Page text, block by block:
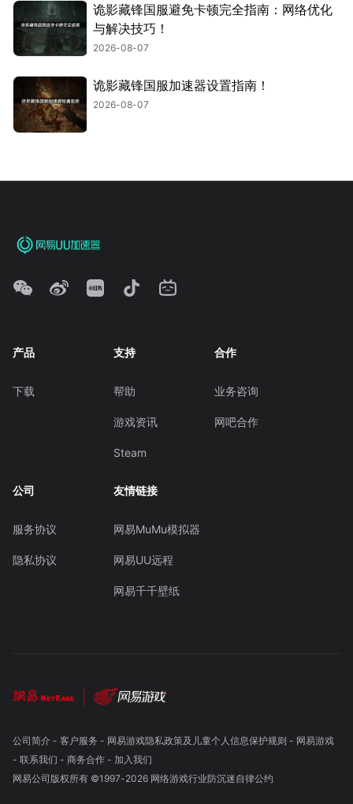
诡影藏锋国服避免卡顿完全指南：网络优化
与解决技巧！
2026-08-07
诡影藏锋国服加速器设置指南！
2026-08-07
产品
下载
支持
帮助
游戏资讯
Steam
合作
业务咨询
网吧合作
公司
服务协议
隐私协议
友情链接
网易MuMu模拟器
网易UU远程
网易千千壁纸
公司简介- 客户服务 - 网易游戏隐私政策及儿童个人信息保护规则 - 网易游戏
- 联系我们 - 商务合作- 加入我们
网易公司版权所有 ©1997-2026 网络游戏行业防沉迷自律公约